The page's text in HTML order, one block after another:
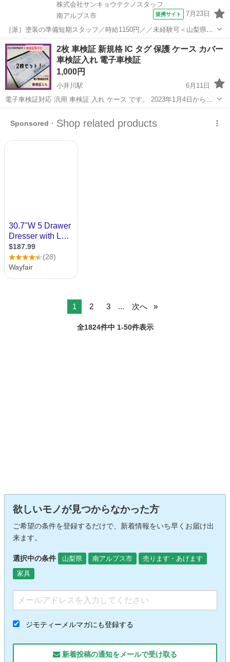
株式会社サンキョウテクノスタッフ
南アルプス市
提携サイト 7月23日
［派］塗装の準備短期スタッフ／時給1150円／／未経験可＜山梨県南
アルプス市＞ どんなお仕事？ 塗装の準備短期スタッフ
━━━━━━━━━━━━━━━━━━ ＼2026年8月中旬～10月まで
の限定／ ◎サクッと働いて稼げる...
山梨 南アルプス市 その他
2枚 車検証 新規格 IC タグ 保護 ケース カバー
車検証入れ 電子車検証
1,000円
小井川駅
6月11日
電子車検証対応 汎用 車検証 入れ ケース です。 2023年1月4日から車
検証電子化に伴い、車検証のサイズが変更となり、ICチップが内蔵さ
れました。 ICチップ保護のためにも、電子車検証がピッタリ入る車検
1 2 3 ... 次へ
全1824件中 1-50件表示
欲しいモノが見つからなかった方
ご希望の条件を登録するだけで、新着情報をいち早くお届け出
来ます。
選択中の条件 山梨県 南アルプス市
売ります・あげます
家具
ジモティーメルマガにも登録する
新着投稿の通知をメールで受け取る